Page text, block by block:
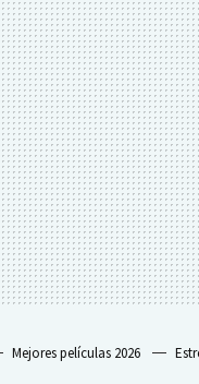
Mejores películas 2026